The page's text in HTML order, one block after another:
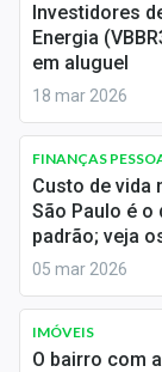
Marketing
Tecnologia
Conteúdo de
Sobre
Expediente
Contato
Investidores
Energia
em aluguel
18 mar 2026
FINANÇAS
Custo de vida
São Paulo é o
padrão; veja
05 mar 2026
IMÓVEIS
O bairro com